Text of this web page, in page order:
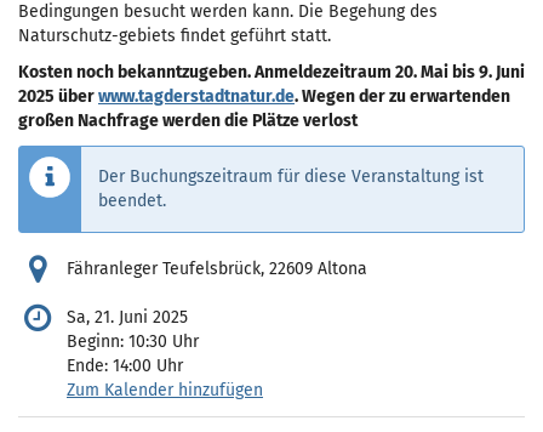
Bedingungen besucht werden kann. Die Begehung des
Naturschutz-gebiets findet geführt statt.
Kosten noch bekanntzugeben. Anmeldezeitraum 20. Mai bis 9. Juni
2025 überwww.tagderstadtnatur.de. Wegen der zu erwartenden
großen Nachfrage werden die Plätze verlost
Der Buchungszeitraum für diese Veranstaltung ist
beendet.
Fähranleger Teufelsbrück, 22609 Altona
Sa, 21. Juni 2025
Beginn: 10:30 Uhr
Ende: 14:00 Uhr
Zum Kalender hinzufügen